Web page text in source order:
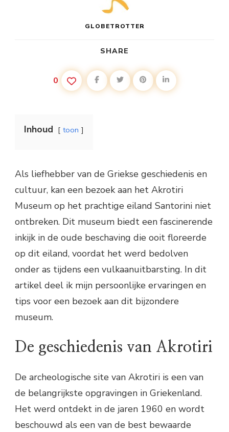
GLOBETROTTER
SHARE
0
Inhoud toon
Als liefhebber van de Griekse geschiedenis en
cultuur, kan een bezoek aan het Akrotiri
Museum op het prachtige eiland Santorini niet
ontbreken. Dit museum biedt een fascinerende
inkijk in de oude beschaving die ooit floreerde
op dit eiland, voordat het werd bedolven
onder as tijdens een vulkaanuitbarsting. In dit
artikel deel ik mijn persoonlijke ervaringen en
tips voor een bezoek aan dit bijzondere
museum.
De geschiedenis van Akrotiri
De archeologische site van Akrotiri is een van
de belangrijkste opgravingen in Griekenland.
Het werd ontdekt in de jaren 1960 en wordt
beschouwd als een van de best bewaarde